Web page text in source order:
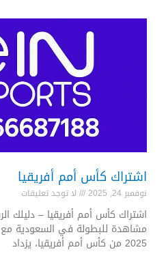
اشتراك كأس أمم أفريقيا
نوفمبر 24, 2025 لا توجد تعليقات
اشتراك كأس أمم أفريقيا –
مشاهدة للبطولة في السعودية
2025 من كأس أمم أفريقيا، يزداد